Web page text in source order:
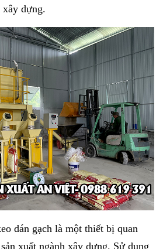
dựng.
dán gạch là một thiết bị quan
xuất ngành xây dựng. Sử dụng